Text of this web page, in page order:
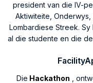
president van die IV-
Aktiwiteite,
Lombardiese Streek.
al die studente en die
Die Hackathon ,